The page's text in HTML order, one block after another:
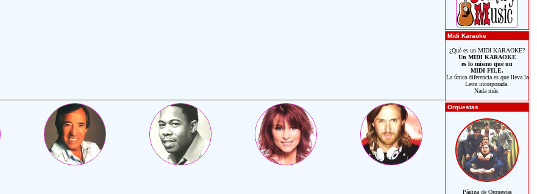
Midi Karaoke
¿Qué es un MIDI KARAOKE?
Un MIDI KARAOKE
es lo mismo que un
MIDI FILE.
La única diferencia es que lleva la
Letra incorporada.
Nada más.
Orquestas
Página de Orquestas